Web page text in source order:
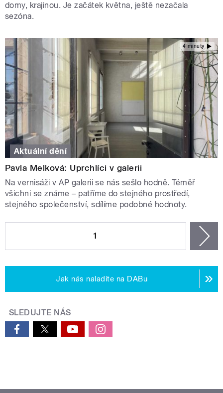
domy, krajinou. Je začátek května, ještě nezačala
sezóna.
4 minuty
Aktuální dění
Pavla Melková: Uprchlíci v galerii
Na vernisáži v AP galerii se nás sešlo hodně. Téměř
všichni se známe – patříme do stejného prostředí,
stejného společenství, sdílíme podobné hodnoty.
1
Jak nás naladíte na DABu
SLEDUJTE NÁS